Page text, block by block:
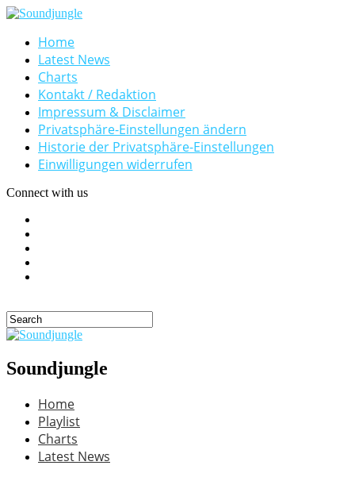
Home
Latest News
Charts
Kontakt / Redaktion
Impressum & Disclaimer
Privatsphäre-Einstellungen ändern
Historie der Privatsphäre-Einstellungen
Einwilligungen widerrufen
Connect with us
Soundjungle
Home
Playlist
Charts
Latest News